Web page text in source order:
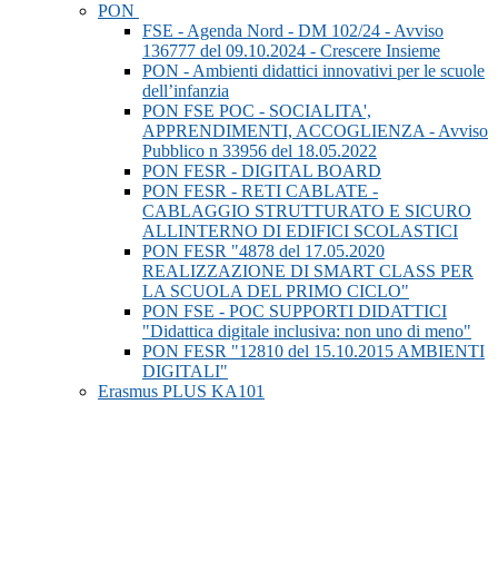
PON
FSE - Agenda Nord - DM 102/24 - Avviso
136777 del 09.10.2024 - Crescere Insieme
PON - Ambienti didattici innovativi per le scuole
dell’infanzia
PON FSE POC - SOCIALITA',
APPRENDIMENTI, ACCOGLIENZA - Avviso
Pubblico n 33956 del 18.05.2022
PON FESR - DIGITAL BOARD
PON FESR - RETI CABLATE -
CABLAGGIO STRUTTURATO E SICURO
ALLINTERNO DI EDIFICI SCOLASTICI
PON FESR "4878 del 17.05.2020
REALIZZAZIONE DI SMART CLASS PER
LA SCUOLA DEL PRIMO CICLO"
PON FSE - POC SUPPORTI DIDATTICI
"Didattica digitale inclusiva: non uno di meno"
PON FESR "12810 del 15.10.2015 AMBIENTI
DIGITALI"
Erasmus PLUS KA101